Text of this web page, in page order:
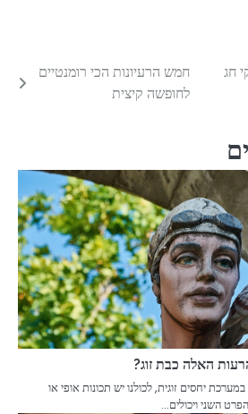
חג
חמש הרעיונות הכי רומנטיים
לחופשה קיצית
האלה כבת זוג?
יחסים זוגית, לכולנו יש תכונות אופי או
השני ויכולים…